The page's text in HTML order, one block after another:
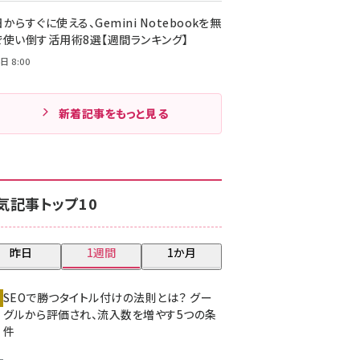
からすぐに使える、Gemini Notebookを無
い倒す活用術8選【週間ランキング】
8:00
新着記事をもっと見る
記事トップ10
昨日 1週間 1か月
SEOで勝つタイトル付けの法則とは？ グー
グルから評価され、流入数を増やす5つの条
件